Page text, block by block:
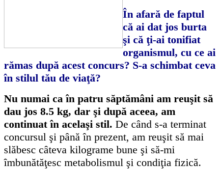
În afară de faptul
că ai dat jos burta
şi că ţi-ai tonifiat
organismul, cu ce ai
rămas după acestconcurs? S-a schimbat ceva
în stilul tău de viaţă?
Nu numai ca în patru săptămâni am reuşit să
dau jos 8.5 kg, dar şi după aceea, am
continuat în acelaşi stil. De când s-a terminat
concursul şi până în prezent, am reuşit să mai
slăbesc câteva kilograme bune şi să-mi
îmbunătăţesc metabolismul şi condiţia fizică.